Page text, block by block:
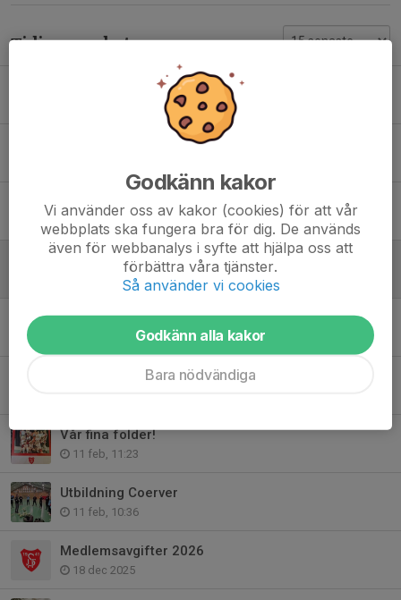
Tidigare nyheter
Bäckavallsloppet 2026!
Såpfotboll idag 23/6
Loppis 11 juli 2026 - Anmäl dig nu!
20 maj, 20:44
Spjutstorps IF 85års jubileum!
29 apr, 22:00
SOMMARLÄGER SPJUTSTORPS IF 2026
Uppstart av Juniorlag och U-lag 2026
Vår fina folder!
11 feb, 11:23
Utbildning Coerver
11 feb, 10:36
Medlemsavgifter 2026
18 dec 2025
Godkänn kakor
Vi använder oss av kakor (cookies) för att vår
webbplats ska fungera bra för dig. De används
även för webbanalys i syfte att hjälpa oss att
förbättra våra tjänster.
Så använder vi cookies
Godkänn alla kakor
Bara nödvändiga